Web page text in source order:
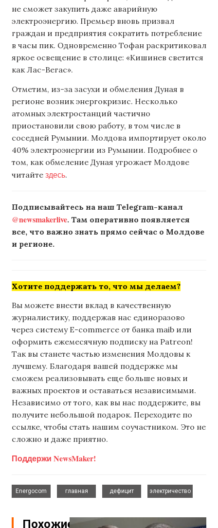
не сможет закупить даже аварийную
электроэнергию. Премьер вновь призвал
граждан и предприятия сократить потребление
в часы пик. Одновременно Тофан раскритиковал
яркое освещение в столице: «Кишинев светится
как Лас-Вегас».
Отметим, из-за засухи и обмеления Дуная в
регионе возник энергокризис. Несколько
атомных электростанций частично
приостановили свою работу, в том числе в
соседней Румынии. Молдова импортирует около
40% электроэнергии из Румынии. Подробнее о
том, как обмеление Дуная угрожает Молдове
читайте здесь.
Подписывайтесь на наш Telegram-канал
@newsmakerlive. Там оперативно появляется
все, что важно знать прямо сейчас о Молдове
и регионе.
Хотите поддержать то, что мы делаем?
Вы можете внести вклад в качественную
журналистику, поддержав нас единоразово
через систему E-commerce от банка maib или
оформить ежемесячную подписку на Patreon!
Так вы станете частью изменения Молдовы к
лучшему. Благодаря вашей поддержке мы
сможем реализовывать еще больше новых и
важных проектов и оставаться независимыми.
Независимо от того, как вы нас поддержите, вы
получите небольшой подарок. Переходите по
ссылке, чтобы стать нашим соучастником. Это не
сложно и даже приятно.
Поддержи NewsMaker!
Energocom
главная
дефицит
электричество
Похожие